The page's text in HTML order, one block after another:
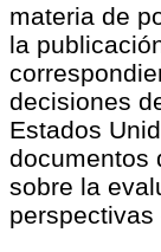
materia de
la
decisiones
Estados
documentos
sobre la